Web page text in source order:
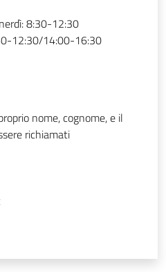
8:30-12:30
12:30/14:00-16:30
nome, cognome, e il
richiamati